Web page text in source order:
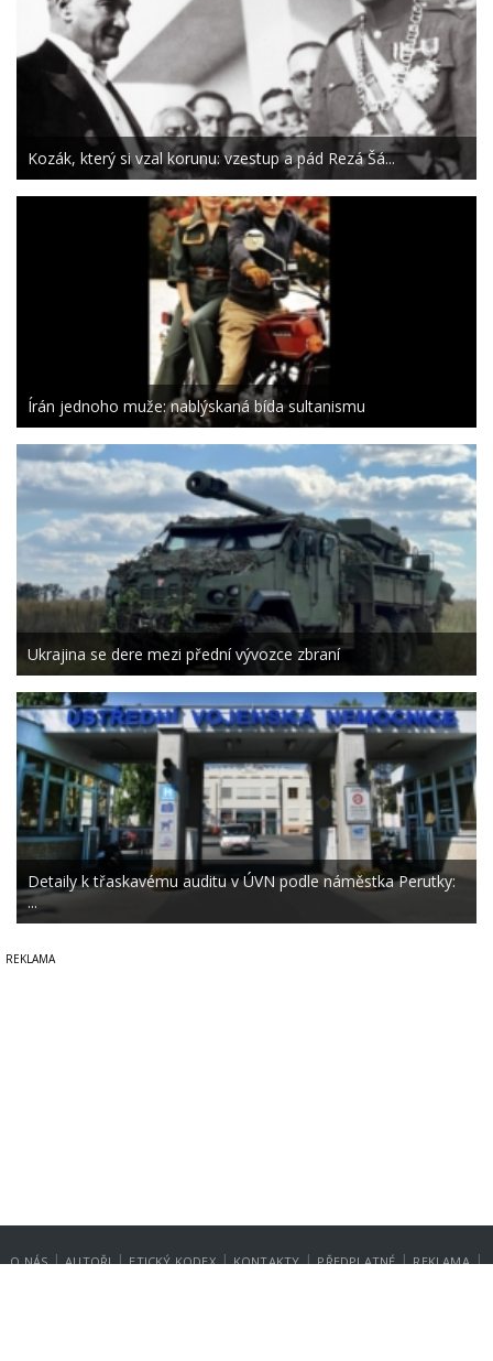
Kozák, který si vzal korunu: vzestup a pád Rezá Šá...
Írán jednoho muže: nablýskaná bída sultanismu
Ukrajina se dere mezi přední vývozce zbraní
Detaily k třaskavému auditu v ÚVN podle náměstka Perutky:
...
O NÁS | AUTOŘI | ETICKÝ KODEX | KONTAKTY | PŘEDPLATNÉ | REKLAMA |